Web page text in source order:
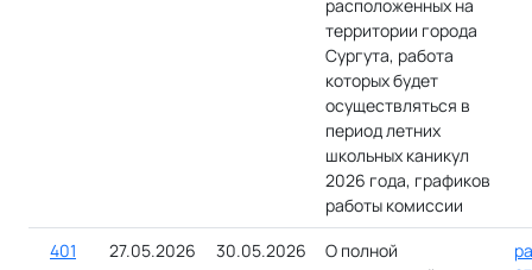
расположенных на
территории города
Сургута, работа
которых будет
осуществляться в
период летних
школьных каникул
2026 года, графиков
работы комиссии
401 27.05.2026 30.05.2026
О полной